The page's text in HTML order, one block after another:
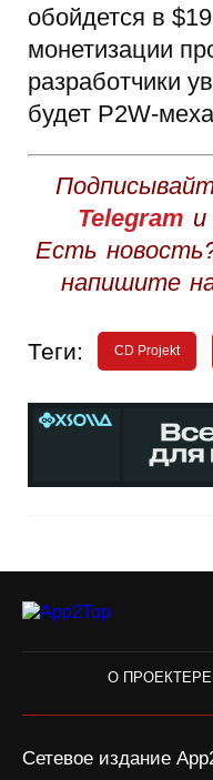
обойдется в
монетизации
разработчики
будет P2W-
Telegram и
Есть
напишите
Теги: CD Projekt
О ПРОЕКТЕ
Сетевое издание